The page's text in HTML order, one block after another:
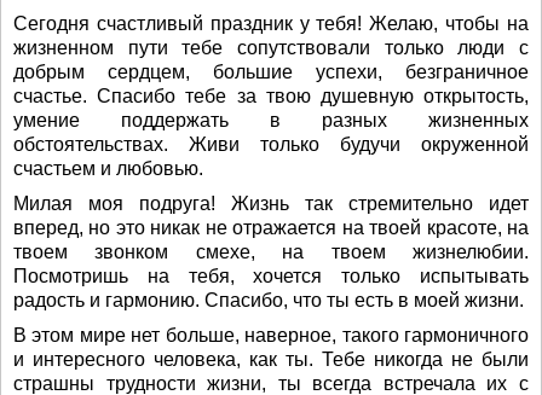
Сегодня счастливый праздник у тебя! Желаю, чтобы на
жизненном пути тебе сопутствовали только люди с
добрым сердцем, большие успехи, безграничное
счастье. Спасибо тебе за твою душевную открытость,
умение поддержать в разных жизненных
обстоятельствах. Живи только будучи окруженной
счастьем и любовью.
Милая моя подруга! Жизнь так стремительно идет
вперед, но это никак не отражается на твоей красоте, на
твоем звонком смехе, на твоем жизнелюбии.
Посмотришь на тебя, хочется только испытывать
радость и гармонию. Спасибо, что ты есть в моей жизни.
В этом мире нет больше, наверное, такого гармоничного
и интересного человека, как ты. Тебе никогда не были
страшны трудности жизни, ты всегда встречала их с